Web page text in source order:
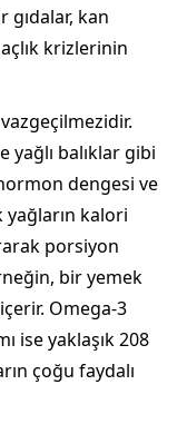
kan
krizlerinin
yağlı balıklar gibi
dengesi ve
kalori
porsiyon
bir yemek
Omega-3
ise yaklaşık 208
çoğu faydalı